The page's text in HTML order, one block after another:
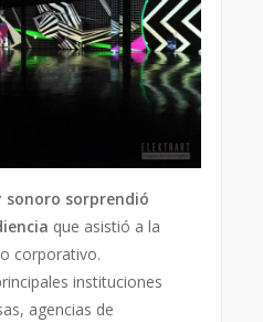
sonoro sorprendió
que asistió a la
corporativo.
instituciones
agencias de